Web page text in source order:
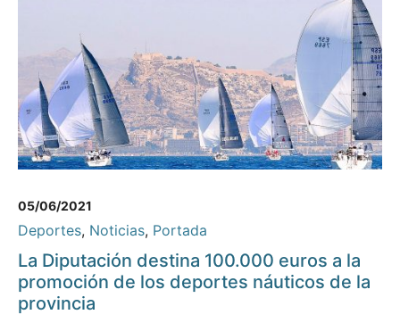
05/06/2021
Deportes, Noticias, Portada
La Diputación destina 100.000 euros a la
promoción de los deportes náuticos de la
provincia